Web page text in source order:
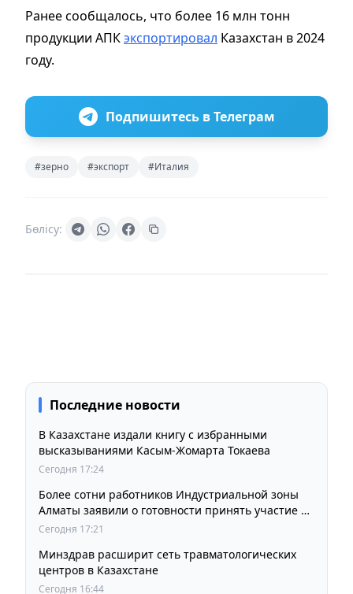
Ранее сообщалось, что более 16 млн тонн
продукции АПКэкспортировал Казахстан в 2024
году.
Подпишитесь в Телеграм
#зерно #экспорт #Италия
Бөлісу:
Последние новости
В Казахстане издали книгу с избранными
высказываниями Касым-Жомарта Токаева
Сегодня 17:24
Более сотни работников Индустриальной зоны
Алматы заявили о готовности принять участие в
выборах членов Курылтая
Сегодня 17:21
Минздрав расширит сеть травматологических
центров в Казахстане
Сегодня 16:44